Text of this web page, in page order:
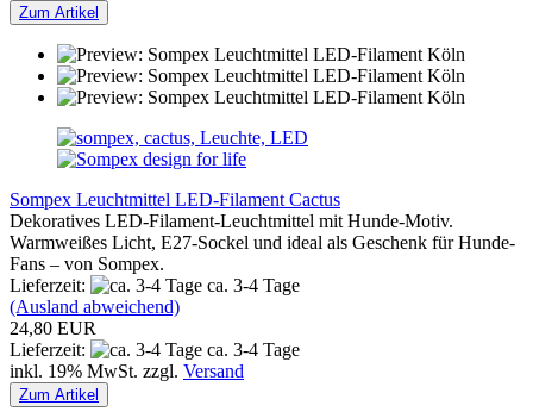
Zum Artikel
Sompex Leuchtmittel LED-Filament Cactus
Dekoratives LED-Filament-Leuchtmittel mit Hunde-Motiv.
Warmweißes Licht, E27-Sockel und ideal als Geschenk für Hunde-
Fans – von Sompex.
Lieferzeit:
ca. 3-4 Tage
(Ausland abweichend)
24,80 EUR
Lieferzeit:
ca. 3-4 Tage
inkl. 19% MwSt. zzgl. Versand
Zum Artikel